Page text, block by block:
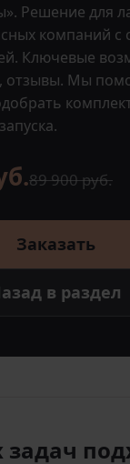
Решение для
компаний с
Ключевые
отзывы. Мы
89 900 руб.
Заказать
в раздел
задач